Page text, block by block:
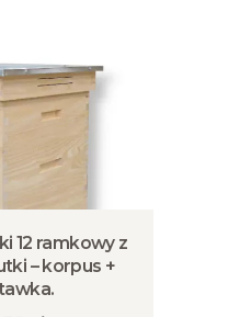
12 ramkowy z
– korpus +